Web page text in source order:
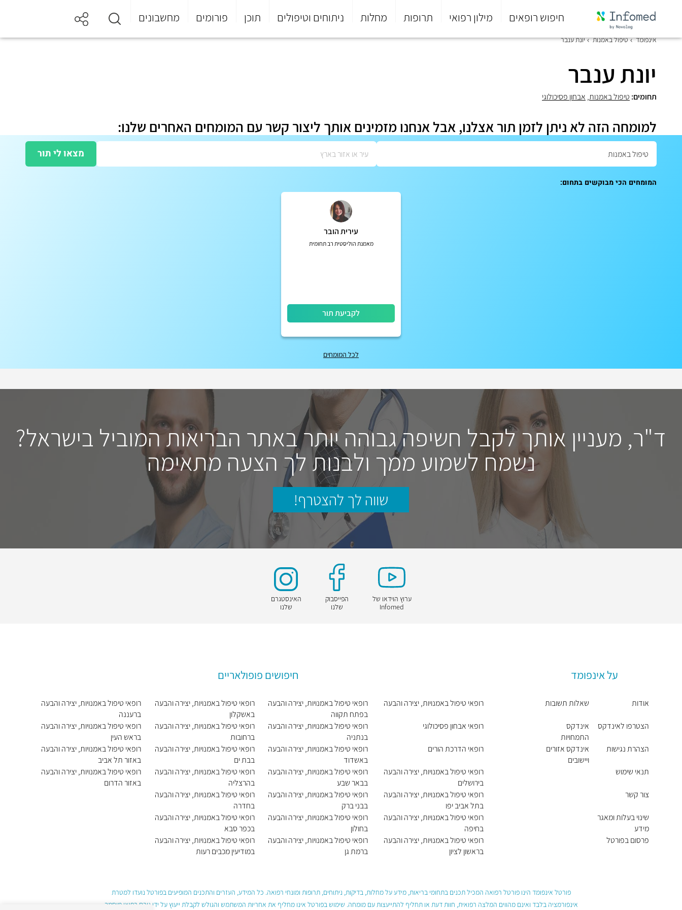
חיפוש רופאים מילון רפואי תרופות מחלות ניתוחים וטיפולים תוכן פורומים מחשבונים
סוף
אינפומד טיפול באמנות יונת ענבר
יונת ענבר
תחומים: טיפול באמנות, אבחון פסיכולוגי
למומחה הזה לא ניתן לזמן תור אצלנו, אבל אנחנו מזמינים אותך ליצור קשר עם המומחים האחרים שלנו:
מצאו לי תור
המומחים הכי מבוקשים בתחום:
עירית הובר
מאמנת הוליסטית רב תחומית
לקביעת תור
לכל המומחים
ד"ר, מעניין אותך לקבל חשיפה גבוהה יותר באתר הבריאות המוביל בישראל?
נשמח לשמוע ממך ולבנות לך הצעה מתאימה
שווה לך להצטרף!
ערוץ הוידאו של
Infomed
הפייסבוק
שלנו
האינסטגרם
שלנו
על אינפומד
אודות
הצטרפו לאינדקס
הצהרת נגישות
תנאי שימוש
צור קשר
שינוי בעלות ומאגר
מידע
פרסום בפורטל
שאלות תשובות
אינדקס
התמחויות
ראשיות
אינדקס אזורים
ויישובים
חיפושים פופולאריים
רופאי טיפול באמנויות, יצירה והבעה
רופאי אבחון פסיכולוגי
רופאי הדרכת הורים
רופאי טיפול באמנויות, יצירה והבעה
בירושלים
רופאי טיפול באמנויות, יצירה והבעה
בתל אביב יפו
רופאי טיפול באמנויות, יצירה והבעה
בחיפה
רופאי טיפול באמנויות, יצירה והבעה
בראשון לציון
רופאי טיפול באמנויות, יצירה והבעה
בפתח תקווה
רופאי טיפול באמנויות, יצירה והבעה
בנתניה
רופאי טיפול באמנויות, יצירה והבעה
באשדוד
רופאי טיפול באמנויות, יצירה והבעה
בבאר שבע
רופאי טיפול באמנויות, יצירה והבעה
בבני ברק
רופאי טיפול באמנויות, יצירה והבעה
בחולון
רופאי טיפול באמנויות, יצירה והבעה
ברמת גן
רופאי טיפול באמנויות, יצירה והבעה
באשקלון
רופאי טיפול באמנויות, יצירה והבעה
ברחובות
רופאי טיפול באמנויות, יצירה והבעה
בבת ים
רופאי טיפול באמנויות, יצירה והבעה
בהרצליה
רופאי טיפול באמנויות, יצירה והבעה
בחדרה
רופאי טיפול באמנויות, יצירה והבעה
בכפר סבא
רופאי טיפול באמנויות, יצירה והבעה
במודיעין מכבים רעות
רופאי טיפול באמנויות, יצירה והבעה
ברעננה
רופאי טיפול באמנויות, יצירה והבעה
בראש העין
רופאי טיפול באמנויות, יצירה והבעה
באזור תל אביב
רופאי טיפול באמנויות, יצירה והבעה
באזור הדרום
פורטל אינפומד הינו פורטל רפואה המכיל תכנים בתחומי בריאות, מידע על מחלות, בדיקות, ניתוחים, תרופות ומונחי רפואה. כל המידע, העזרים והתכנים המופיעים בפורטל נועדו למטרת
אינפורמציה בלבד ואינם מהווים המלצה רפואית, חוות דעת או תחליף להתייעצות עם מומחה. שימוש בפורטל אינו מחליף את אחריות המשתמש והגולש לקבלת ייעוץ על ידי גורם רפואי מוסמך